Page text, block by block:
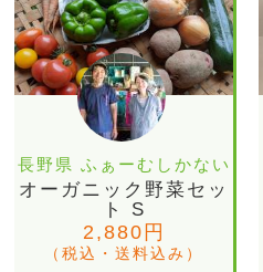
長野県 ふぁーむしかない
オーガニック野菜セッ
ト S
2,880円
（税込・送料込み）